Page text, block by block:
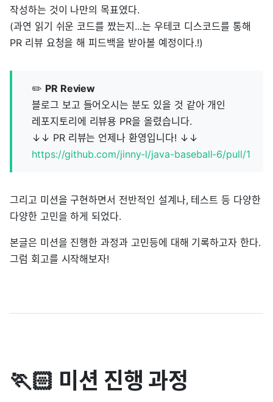
작성하는 것이 나만의 목표였다.
(과연 읽기 쉬운 코드를 짰는지...는 우테코 디스코드를 통해
PR 리뷰 요청을 해 피드백을 받아볼 예정이다.!)
✏️ PR Review
블로그 보고 들어오시는 분도 있을 것 같아 개인
레포지토리에 리뷰용 PR을 올렸습니다.
↓↓ PR 리뷰는 언제나 환영입니다! ↓↓
https://github.com/jinny-l/java-baseball-6/pull/1
그리고 미션을 구현하면서 전반적인 설계나, 테스트 등 다양한
다양한 고민을 하게 되었다.
본글은 미션을 진행한 과정과 고민등에 대해 기록하고자 한다.
그럼 회고를 시작해보자!
🏃🏻 미션 진행 과정